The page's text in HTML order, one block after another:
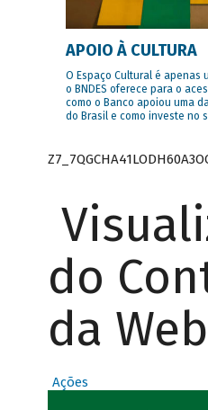
APOIO À CULTURA
O Espaço Cultural é apenas
o BNDES oferece para o
como o Banco apoiou uma
do Brasil e como investe no
do
da Web
Ações